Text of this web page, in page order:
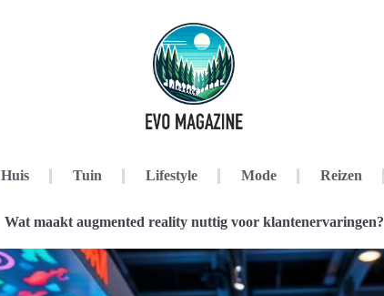
Huis Tuin Lifestyle Mode Reizen
Wat maakt augmented reality nuttig voor klantenervaringen?